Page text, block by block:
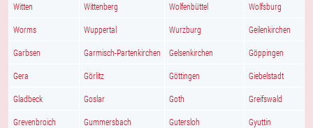
Witten Wittenberg Wolfenbüttel Wolfsburg
Worms Wuppertal Wurzburg Geilenkirchen
Garbsen Garmisch-Partenkirchen Gelsenkirchen Göppingen
Gera Görlitz Göttingen Giebelstadt
Gladbeck Goslar Goth Greifswald
Grevenbroich Gummersbach Gutersloh Gyuttin